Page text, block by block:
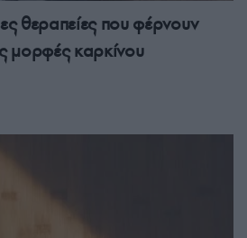
θεραπείες που φέρνουν
μορφές καρκίνου